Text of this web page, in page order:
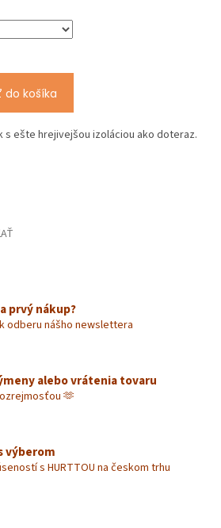
do košíka
ešte hrejivejšou izoláciou ako doteraz.
prvý nákup?
odberu nášho newslettera
alebo vrátenia tovaru
🫶
výberom
s HURTTOU na českom trhu